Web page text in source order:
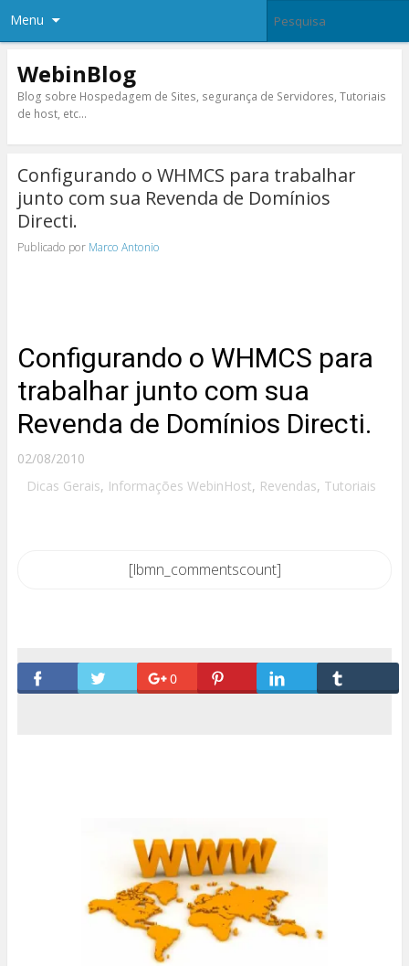
Menu
WebinBlog
Blog sobre Hospedagem de Sites, segurança de Servidores, Tutoriais
de host, etc…
Configurando o WHMCS para trabalhar
junto com sua Revenda de Domínios
Directi.
Publicado por Marco Antonio
Configurando o WHMCS para
trabalhar junto com sua
Revenda de Domínios Directi.
02/08/2010
Dicas Gerais, Informações WebinHost, Revendas, Tutoriais
[lbmn_commentscount]
0